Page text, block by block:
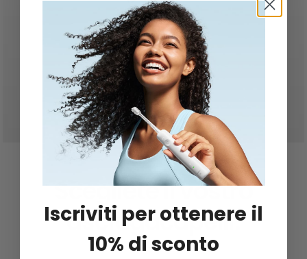
Scegliete il vostro
asciugacapelli.
Iscriviti per ottenere il
10% di sconto